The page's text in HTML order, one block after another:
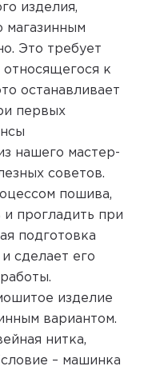
изделия,
магазинным
Это требует
относящегося к
останавливает
первых
нашего мастер-
советов.
пошива,
и прогладить при
подготовка
сделает его
изделие
вариантом.
нитка,
– машинка